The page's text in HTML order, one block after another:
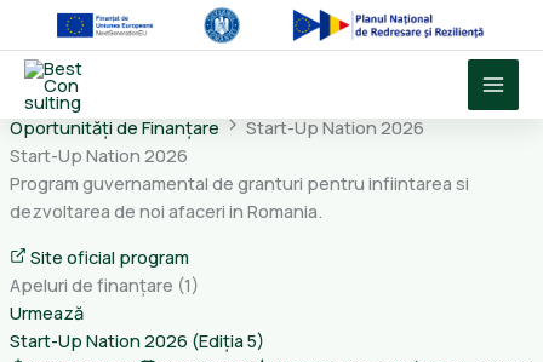
Skip
content
Oportunități de Finanțare
Start-Up Nation 2026
Start-Up Nation 2026
Program guvernamental de granturi pentru infiintarea si
dezvoltarea de noi afaceri in Romania.
Site oficial program
Apeluri de finanțare (1)
Urmează
Start-Up Nation 2026 (Ediția 5)